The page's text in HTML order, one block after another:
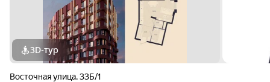
3D-тур
Восточная улица,33Б/1